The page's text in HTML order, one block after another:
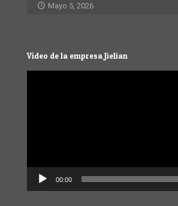
Mayo 5, 2026
Vídeo de la empresa Jielian
00:00